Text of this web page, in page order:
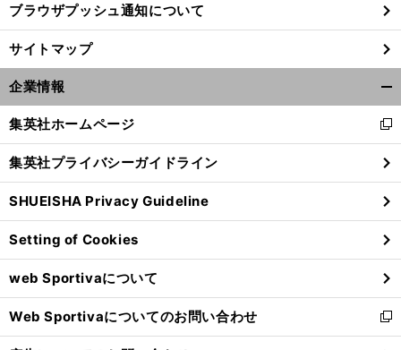
ブラウザプッシュ通知について
サイトマップ
企業情報
閉
る
集英社ホームページ
新
し
い
ウ
ィ
ン
ド
ウ
で
開
く
集英社プライバシーガイドライン
SHUEISHA Privacy Guideline
Setting of Cookies
web Sportivaについて
Web Sportivaについてのお問い合わせ
新
し